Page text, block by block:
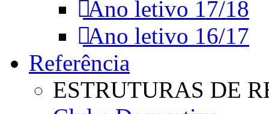
Ano letivo 17/18
Ano letivo 16/17
Referência
ESTRUTURAS DE